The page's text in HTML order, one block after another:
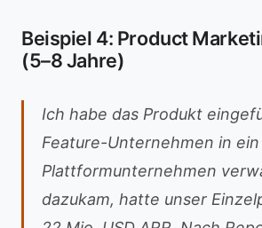
Beispiel 4: Product
(5–8 Jahre)
Ich habe das Produkt
Feature-Unternehmen in ein
Plattformunternehmen
dazukam, hatte unser